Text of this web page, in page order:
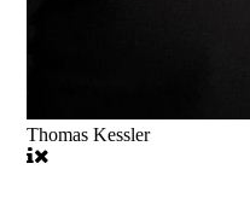
Thomas Kessler